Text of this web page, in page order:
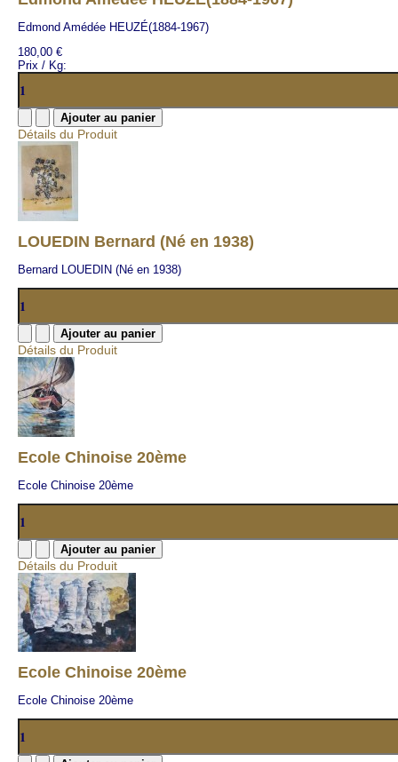
Edmond Amédée HEUZÉ(1884-1967)
180,00 €
Prix / Kg:
Détails du Produit
LOUEDIN Bernard (Né en 1938)
Bernard LOUEDIN (Né en 1938)
Détails du Produit
Ecole Chinoise 20ème
Ecole Chinoise 20ème
Détails du Produit
Ecole Chinoise 20ème
Ecole Chinoise 20ème